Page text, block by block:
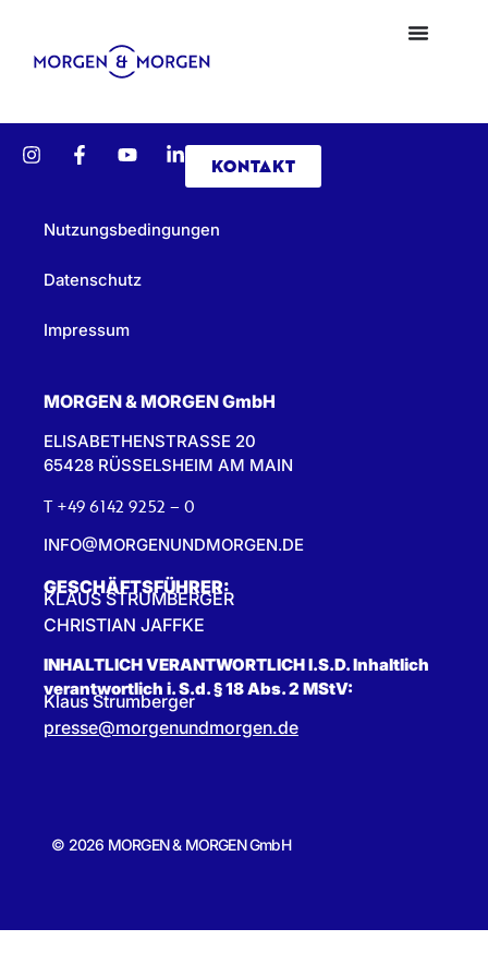
KONTAKT
Nutzungsbedingungen
Datenschutz
Impressum
MORGEN & MORGEN GmbH
ELISABETHENSTRASSE 20
65428 RÜSSELSHEIM AM MAIN
T +49 6142 9252 – 0
INFO@MORGENUNDMORGEN.DE
GESCHÄFTSFÜHRER:
KLAUS STRUMBERGER
CHRISTIAN JAFFKE
INHALTLICH VERANTWORTLICH I.S.D. Inhaltlich
verantwortlich i. S.d. § 18 Abs. 2 MStV:
Klaus Strumberger
presse@morgenundmorgen.de
© 2026 MORGEN & MORGEN GmbH